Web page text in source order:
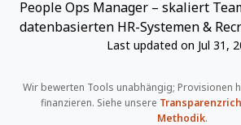
People Ops Manager – skaliert
datenbasierten HR-Systemen &
Last updated on Jul 31,
Wir bewerten Tools unabhängig; Provisionen
finanzieren. Siehe unsere
Methodik.